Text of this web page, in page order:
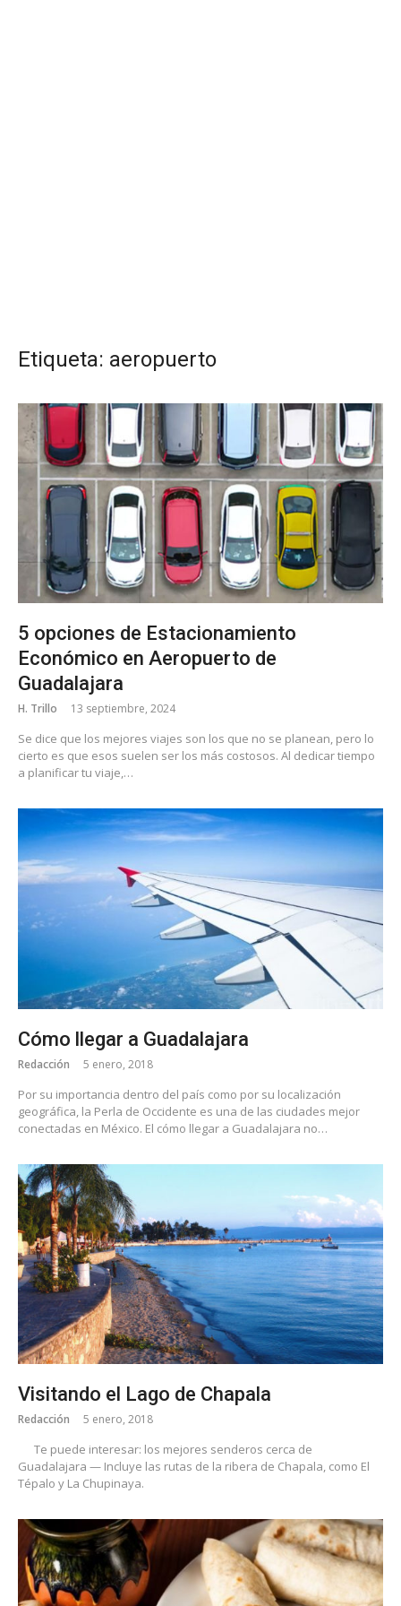
Etiqueta: aeropuerto
5 opciones de Estacionamiento
Económico en Aeropuerto de
Guadalajara
H. Trillo 13 septiembre, 2024
Se dice que los mejores viajes son los que no se planean, pero lo
cierto es que esos suelen ser los más costosos. Al dedicar tiempo
a planificar tu viaje,…
Cómo llegar a Guadalajara
Redacción 5 enero, 2018
Por su importancia dentro del país como por su localización
geográfica, la Perla de Occidente es una de las ciudades mejor
conectadas en México. El cómo llegar a Guadalajara no…
Visitando el Lago de Chapala
Redacción 5 enero, 2018
Te puede interesar: los mejores senderos cerca de
Guadalajara — Incluye las rutas de la ribera de Chapala, como El
Tépalo y La Chupinaya.